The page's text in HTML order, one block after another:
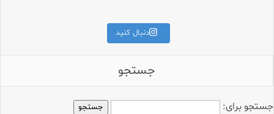
دنبال کنید
جستجو
جستجو برای: